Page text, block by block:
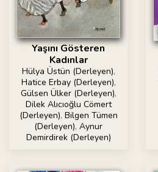
Yaşını Gösteren
Kadınlar
Hülya Üstün (Derleyen),
Hatice Erbay (Derleyen),
Gülsen Ülker (Derleyen),
Dilek Alıcıoğlu Cömert
(Derleyen), Bilgen Tümen
(Derleyen), Aynur
Demirdirek (Derleyen)